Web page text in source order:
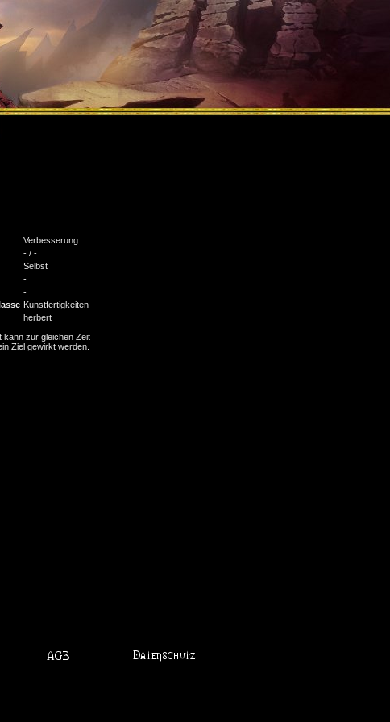
Verbesserung
- / -
Selbst
-
-
Kunstfertigkeiten
herbert_
kann zur gleichen Zeit
Ziel gewirkt werden.